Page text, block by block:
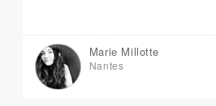
Marie Millotte
Nantes